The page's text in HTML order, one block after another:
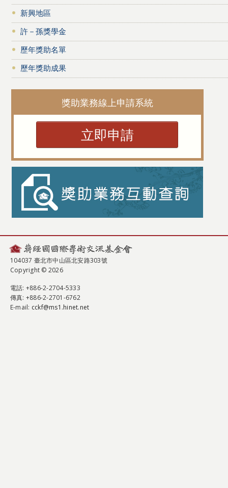
新興地區
許－孫獎學金
歷年獎助名單
歷年獎助成果
獎助業務線上申請系統
立即申請
104037 臺北市中山區北安路303號
Copyright © 2026
電話: +886-2-2704-5333
傳真: +886-2-2701-6762
E-mail: cckf@ms1.hinet.net